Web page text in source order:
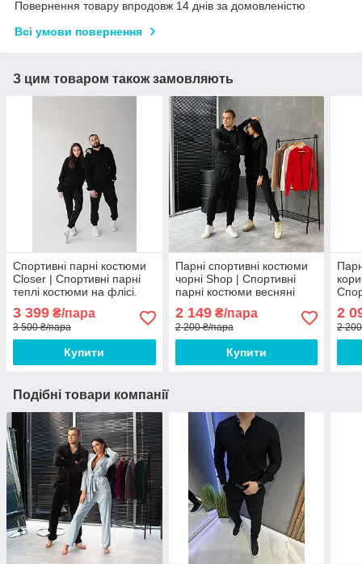
Повернення товару впродовж 14 днів за домовленістю
Всі умови повернення
З цим товаром також замовляють
Спортивні парні костюми
Closer | Спортивні парні
теплі костюми на флісі.
3 399 ₴/пара
3 500 ₴/пара
Купити
Парні спортивні костюми
чорні Shop | Спортивні
парні костюми весняні
2 149₴/пара
2 200 ₴/пара
Купити
2
2
Подібні товари компанії